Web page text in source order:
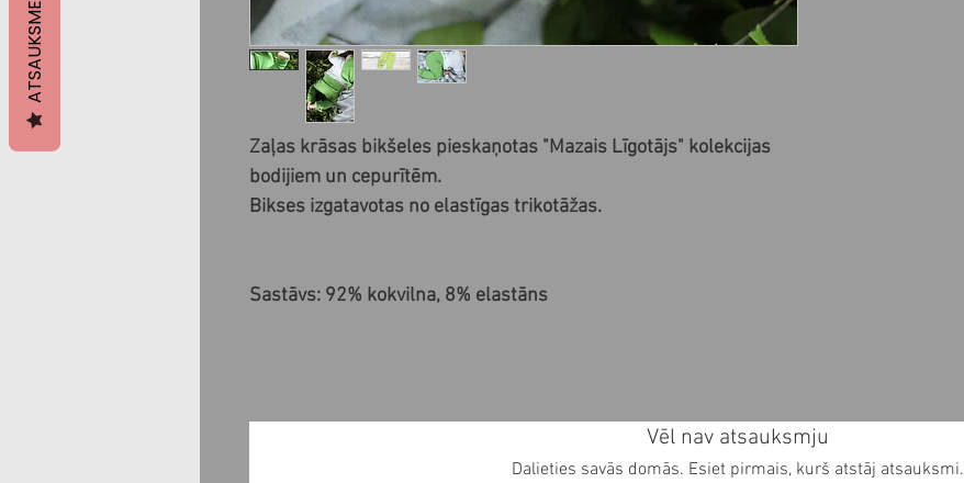
Zaļas krāsas bikšeles pieskaņotas "Mazais Līgotājs" kolekcijas
bodijiem un cepurītēm.
Bikses izgatavotas no elastīgas trikotāžas.
Sastāvs: 92% kokvilna, 8% elastāns
Vēl nav atsauksmju
Dalieties savās domās. Esiet pirmais, kurš atstāj atsauksmi.
ATSAUKSMES